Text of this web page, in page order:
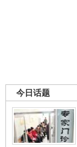
今日话题